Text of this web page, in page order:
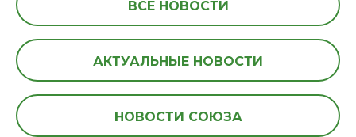
ВСЕ НОВОСТИ
АКТУАЛЬНЫЕ НОВОСТИ
НОВОСТИ СОЮЗА